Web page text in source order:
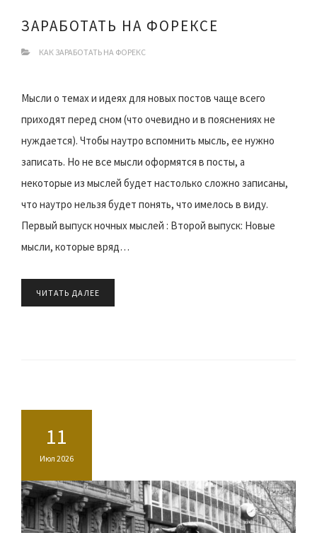
ЗАРАБОТАТЬ НА ФОРЕКСЕ
КАК ЗАРАБОТАТЬ НА ФОРЕКС
Мысли о темах и идеях для новых постов чаще всего
приходят перед сном (что очевидно и в пояснениях не
нуждается). Чтобы наутро вспомнить мысль, ее нужно
записать. Но не все мысли оформятся в посты, а
некоторые из мыслей будет настолько сложно записаны,
что наутро нельзя будет понять, что имелось в виду.
Первый выпуск ночных мыслей : Второй выпуск: Новые
мысли, которые вряд…
ЧИТАТЬ ДАЛЕЕ
11
Июл 2026